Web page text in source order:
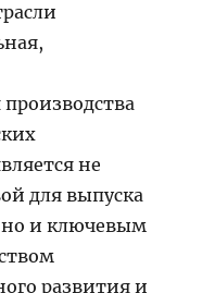
не
для выпуска
но и ключевым
развития и